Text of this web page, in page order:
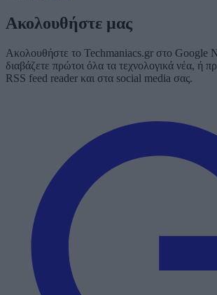
Ακολουθήστε μας
Ακολουθήστε το Techmaniacs.gr στο Google
διαβάζετε πρώτοι όλα τα τεχνολογικά νέα, ή
RSS feed reader και στα social media σας.